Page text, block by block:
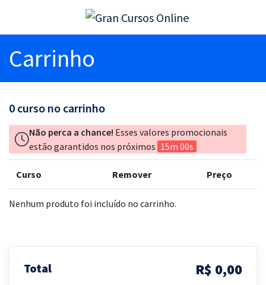
Carrinho
0 curso no carrinho
Não perca a chance! Esses valores promocionais
estão garantidos nos próximos 15m 00s
Curso Remover Preço
Nenhum produto foi incluído no carrinho.
Total R$ 0,00